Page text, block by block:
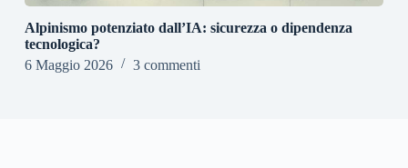
Alpinismo potenziato dall’IA: sicurezza o dipendenza
tecnologica?
6 Maggio 2026
3 commenti